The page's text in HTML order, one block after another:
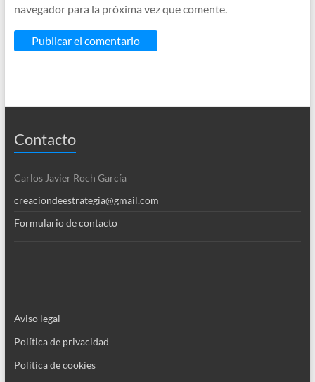
navegador para la próxima vez que comente.
Contacto
Carlos Javier Roch García
creaciondeestrategia@gmail.com
Formulario de contacto
Aviso legal
Política de privacidad
Política de cookies